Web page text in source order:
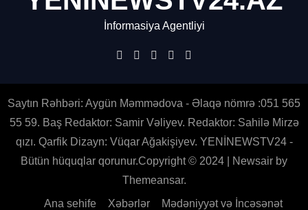
İnformasiya Agentliyi
Saytın Rəhbəri: Aygün Məmmədova - Əlaqə nömrə :051 565
55 59. Baş Redaktor: Samir Vəliyev. Redaktor: Sahilə Mirzə
qızı. Qarfik Dizayn: Vüqar Ağakişiyev. YENİNEWSTV24 -
Bütün hüquqlar qorunur.Copyright © 2024
Newsair by
Themeansar.
Ana sehife Xəbərlər Mədəniyyət və İncəsənət